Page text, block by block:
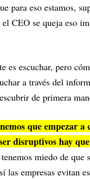
para eso estamos,
CEO se queja eso
es escuchar, pero
a través del
de primera
que empezar
disruptivos hay
miedo de que
las empresas evitan